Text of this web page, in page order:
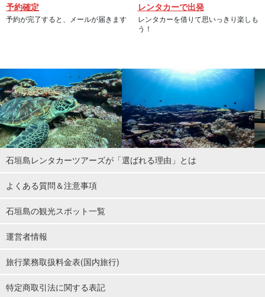
予約確定
予約が完了すると、メールが届きます
レンタカーで出発
レンタカーを借りて思いっきり楽しも
う！
石垣島レンタカーツアーズが「選ばれる理由」とは
よくある質問＆注意事項
石垣島の観光スポット一覧
運営者情報
旅行業務取扱料金表(国内旅行)
特定商取引法に関する表記